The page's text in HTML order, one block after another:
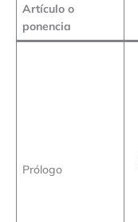
Artículo o
ponencia
Prólogo